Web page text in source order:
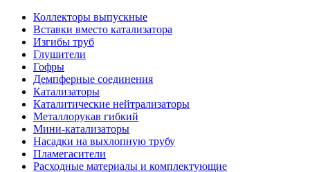
Коллекторы выпускные
Вставки вместо катализатора
Изгибы труб
Глушители
Гофры
Демпферные соединения
Катализаторы
Каталитические нейтрализаторы
Металлорукав гибкий
Мини-катализаторы
Насадки на выхлопную трубу
Пламегасители
Расходные материалы и комплектующие